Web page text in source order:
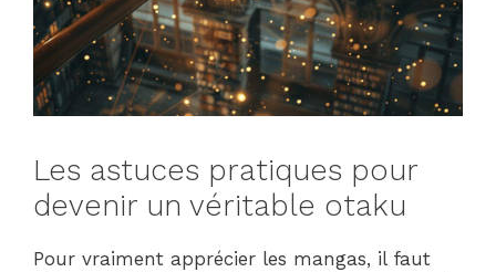
Les astuces pratiques pour
devenir un véritable otaku
Pour vraiment apprécier les mangas, il faut